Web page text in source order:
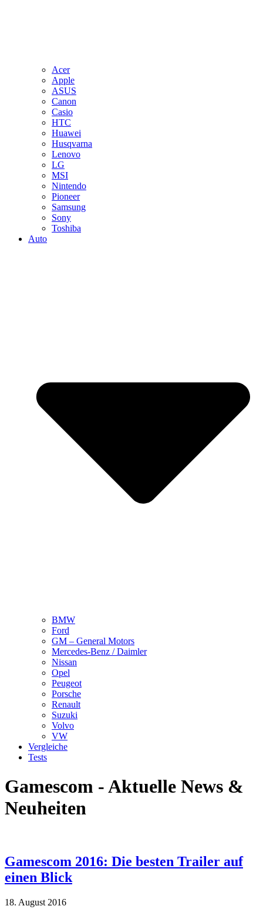
Acer
Apple
ASUS
Canon
Casio
HTC
Huawei
Husqvarna
Lenovo
LG
MSI
Nintendo
Pioneer
Samsung
Sony
Toshiba
Auto
BMW
Ford
GM – General Motors
Mercedes-Benz / Daimler
Nissan
Opel
Peugeot
Porsche
Renault
Suzuki
Volvo
VW
Vergleiche
Tests
Gamescom - Aktuelle News &
Neuheiten
Gamescom 2016: Die besten Trailer auf
einen Blick
18. August 2016